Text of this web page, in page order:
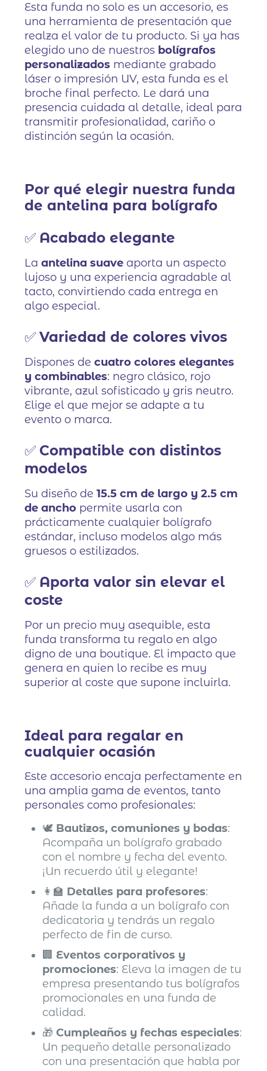
Esta funda no solo es un accesorio, es
una herramienta de presentación que
realza el valor de tu producto. Si ya has
elegido uno de nuestros bolígrafos
personalizados mediante grabado
láser o impresión UV, esta funda es el
broche final perfecto. Le dará una
presencia cuidada al detalle, ideal para
transmitir profesionalidad, cariño o
distinción según la ocasión.
Por qué elegir nuestra funda
de antelina para bolígrafo
✅ Acabado elegante
Laantelina suave aporta un aspecto
lujoso y una experiencia agradable al
tacto, convirtiendo cada entrega en
algo especial.
✅Variedad de colores vivos
Dispones decuatro colores elegantes
y combinables: negro clásico, rojo
vibrante, azul sofisticado y gris neutro.
Elige el que mejor se adapte a tu
evento o marca.
✅ Compatible con distintos
modelos
Su diseño de15.5 cm de largo y 2.5 cm
de ancho permite usarla con
prácticamente cualquier bolígrafo
estándar, incluso modelos algo más
gruesos o estilizados.
✅ Aporta valor sin elevar el
coste
Por un precio muy asequible, esta
funda transforma tu regalo en algo
digno de una boutique. El impacto que
genera en quien lo recibe es muy
superior al coste que supone incluirla.
Ideal para regalar en
cualquier ocasión
Este accesorio encaja perfectamente en
una amplia gama de eventos, tanto
personales como profesionales:
🕊️ Bautizos, comuniones y bodas:
Acompaña un bolígrafo grabado
con el nombre y fecha del evento.
¡Un recuerdo útil y elegante!
👩‍🏫 Detalles para profesores:
Añade la funda a un bolígrafo con
dedicatoria y tendrás un regalo
perfecto de fin de curso.
🏢Eventos corporativos y
promociones: Eleva la imagen de tu
empresa presentando tus bolígrafos
promocionales en una funda de
calidad.
🎁Cumpleaños y fechas especiales:
Un pequeño detalle personalizado
con una presentación que habla por